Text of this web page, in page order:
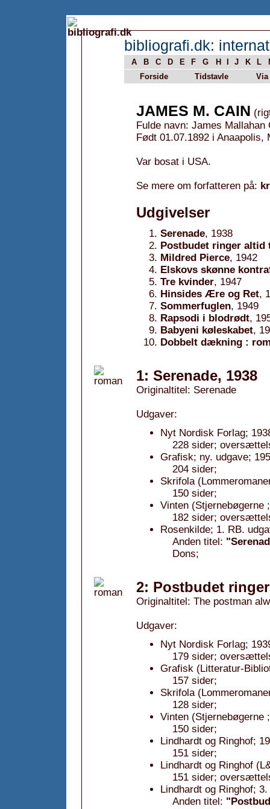
bibliografi.dk:
A B C D E F G H J K L
Forside
Tidstavle Via
JAMES M. CAIN
Fulde navn: James Mallahan
Født 01.07.1892 i Anaapolis,
Var bosat i USA.
Se mere om forfatteren på:
Udgivelser
Serenade, 1938
Postbudet ringer altid
Mildred Pierce, 1942
Elskovs skønne
Tre kvinder, 1947
Hinsides Ære og Ret,
Sommerfuglen, 1949
Rapsodi i blodrødt,
Babyeni køleskabet,
Dobbelt dækning :
1: Serenade, 1938
Originaltitel: Serenade
Udgaver:
Nyt Nordisk Forlag;
228 sider;
Grafisk; ny. udgave;
204 sider;
Skrifola
150 sider;
Vinten (Stjernebøgerne
182 sider;
Rosenkilde; 1. RB.
Anden titel:
Dons;
2: Postbudet
Originaltitel: The postman
Udgaver:
Nyt Nordisk Forlag;
179 sider;
Grafisk (Litteratur-
157 sider;
Skrifola
128 sider;
Vinten (Stjernebøgerne
150 sider;
Lindhardt og Ringhof;
151 sider;
Lindhardt og Ringhof
151 sider;
Lindhardt og Ringhof;
Anden titel: